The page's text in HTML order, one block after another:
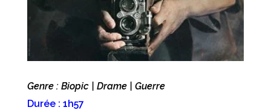
Genre : Biopic | Drame | Guerre
Durée : 1h57